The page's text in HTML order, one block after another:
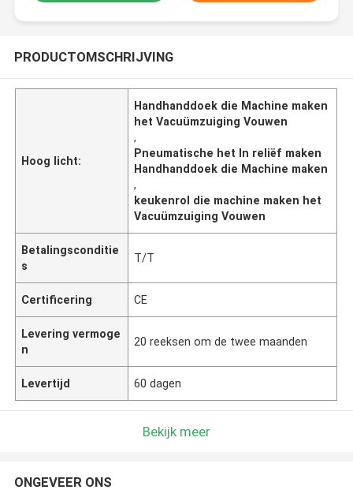
PRODUCTOMSCHRIJVING
Hoog licht:
Handhanddoek die Machine maken
het Vacuümzuiging Vouwen
,
Pneumatische het In reliëf maken
Handhanddoek die Machine maken
,
keukenrol die machine maken het
Vacuümzuiging Vouwen
Betalingsconditie
s
T/T
Certificering CE
Levering vermoge
n
20 reeksen om de twee maanden
Levertijd 60 dagen
Bekijk meer
ONGEVEER ONS